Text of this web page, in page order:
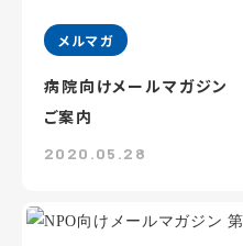
メルマガ
病院向けメールマガジ
ご案内
2020.05.28